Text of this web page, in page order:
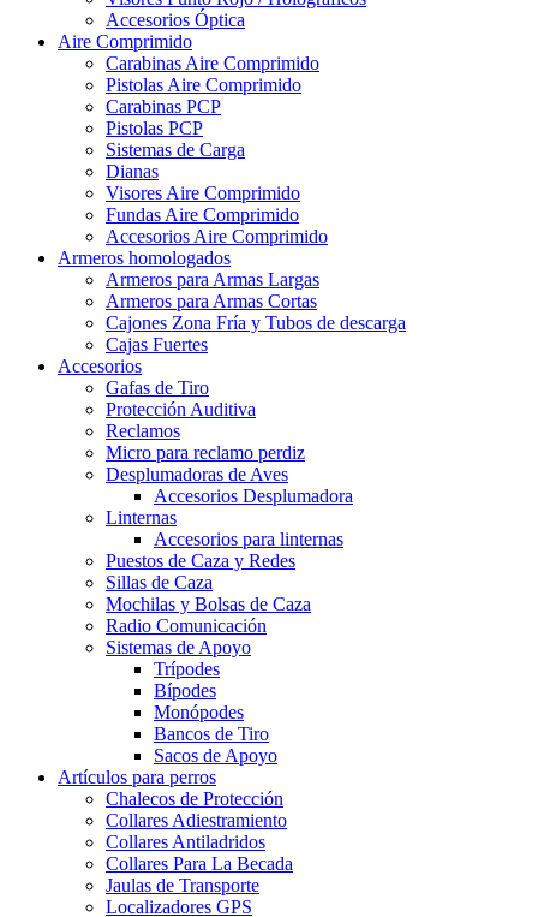
Accesorios Óptica
Aire Comprimido
Carabinas Aire Comprimido
Pistolas Aire Comprimido
Carabinas PCP
Pistolas PCP
Sistemas de Carga
Dianas
Visores Aire Comprimido
Fundas Aire Comprimido
Accesorios Aire Comprimido
Armeros homologados
Armeros para Armas Largas
Armeros para Armas Cortas
Cajones Zona Fría y Tubos de descarga
Cajas Fuertes
Accesorios
Gafas de Tiro
Protección Auditiva
Reclamos
Micro para reclamo perdiz
Desplumadoras de Aves
Accesorios Desplumadora
Linternas
Accesorios para linternas
Puestos de Caza y Redes
Sillas de Caza
Mochilas y Bolsas de Caza
Radio Comunicación
Sistemas de Apoyo
Trípodes
Bípodes
Monópodes
Bancos de Tiro
Sacos de Apoyo
Artículos para perros
Chalecos de Protección
Collares Adiestramiento
Collares Antiladridos
Collares Para La Becada
Jaulas de Transporte
Localizadores GPS